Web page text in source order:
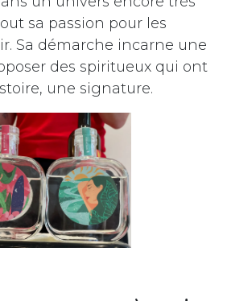
sa passion pour les
Sa démarche incarne une
des spiritueux qui ont
une signature.